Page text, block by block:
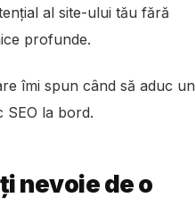
al site-ului tău fără
profunde.
îmi spun când să aduc un
SEO la bord.
nevoie de o